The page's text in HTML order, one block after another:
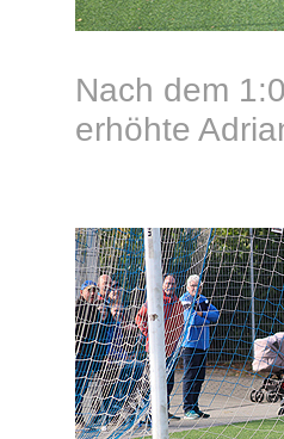
Nach dem
erhöhte